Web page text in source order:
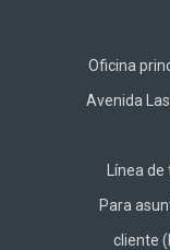
Oficina
Avenida
Línea de
Para
cliente